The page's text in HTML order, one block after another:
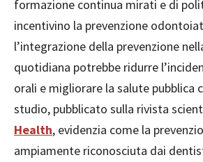
formazione continua mirati e di
incentivino la prevenzione
l’integrazione della prevenzione
quotidiana potrebbe ridurre
orali e migliorare la salute pubblica
studio, pubblicato sulla rivista
Health, evidenzia come la
ampiamente riconosciuta dai